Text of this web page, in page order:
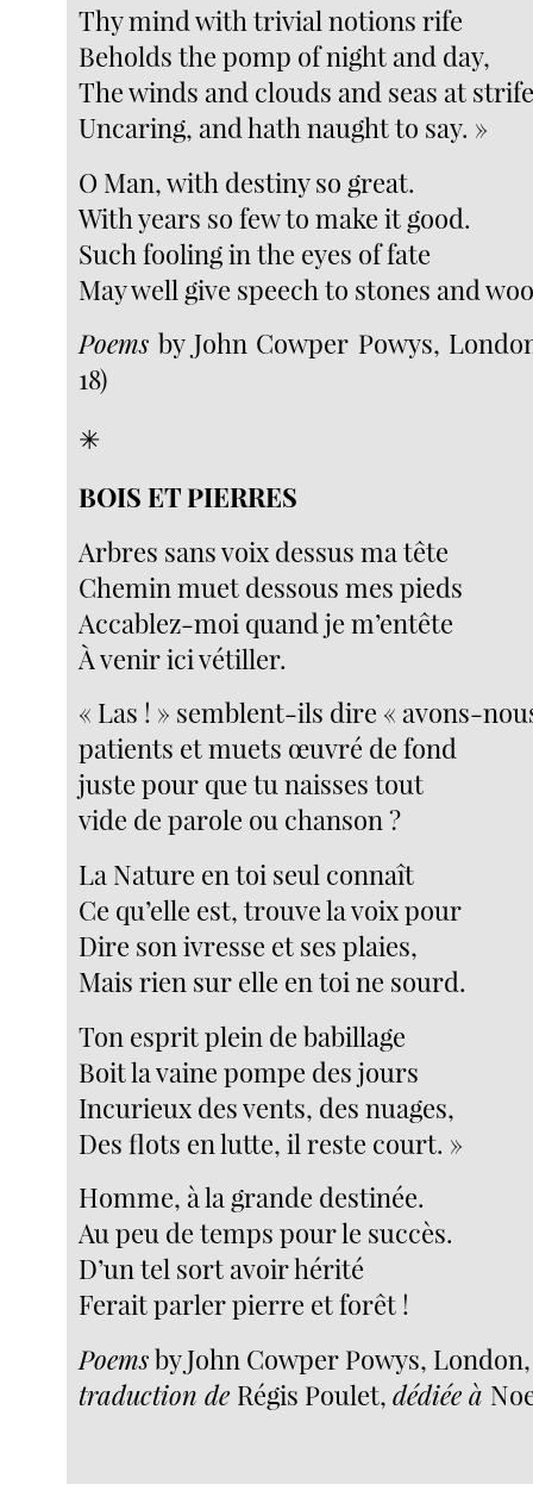
Thy mind with trivial notions rife
Beholds the pomp of night and day,
The winds and clouds and seas at
Uncaring, and hath naught to say. »
O Man, with destiny so great.
With years so few to make it good.
Such fooling in the eyes of fate
May well give speech to stones and
Poems by John Cowper Powys,
18)
✳︎
BOIS ET PIERRES
Arbres sans voix dessus ma tête
Chemin muet dessous mes pieds
Accablez-moi quand je m’entête
À venir ici vétiller.
« Las ! » semblent-ils dire « avons-
patients et muets œuvré de fond
juste pour que tu naisses tout
vide de parole ou chanson ?
La Nature en toi seul connaît
Ce qu’elle est, trouve la voix pour
Dire son ivresse et ses plaies,
Mais rien sur elle en toi ne sourd.
Ton esprit plein de babillage
Boit la vaine pompe des jours
Incurieux des vents, des nuages,
Des flots en lutte, il reste court. »
Homme, à la grande destinée.
Au peu de temps pour le succès.
D’un tel sort avoir hérité
Ferait parler pierre et forêt !
Poemsby John Cowper Powys, London,
traduction de Régis Poulet,dédiée à